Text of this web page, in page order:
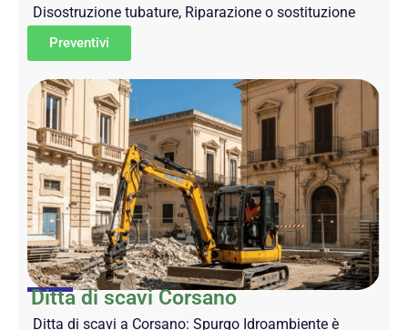
Disostruzione tubature, Riparazione o sostituzione
Preventivi
Ditta di scavi Corsano
Ditta di scavi a Corsano: Spurgo Idroambiente è